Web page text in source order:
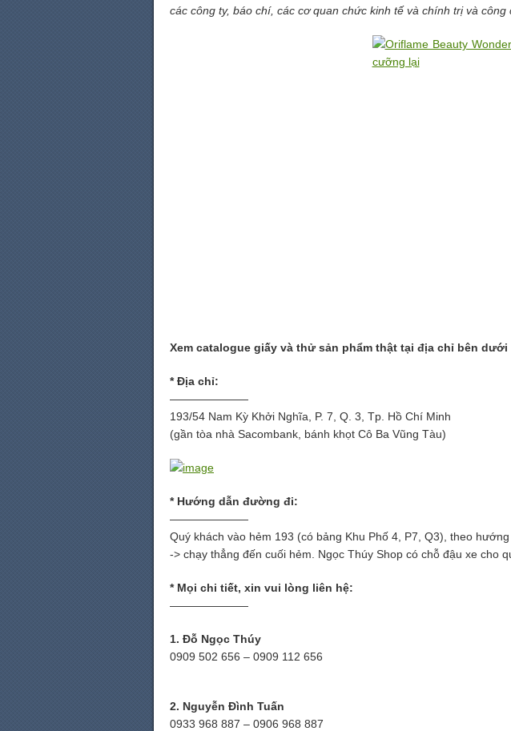
các công ty, báo chí, các cơ quan chức kinh tế và chính trị và công
Xem catalogue giấy và thử sản phẩm thật tại địa chỉ bên dưới
* Địa chỉ:
———————
193/54 Nam Kỳ Khởi Nghĩa, P. 7, Q. 3, Tp. Hồ Chí Minh
(gần tòa nhà Sacombank, bánh khọt Cô Ba Vũng Tàu)
* Hướng dẫn đường đi:
———————
Quý khách vào hẻm 193 (có bảng Khu Phố 4, P7, Q3), theo
-> chạy thẳng đến cuối hẻm. Ngọc Thúy Shop có chỗ đậu xe cho
* Mọi chi tiết, xin vui lòng liên hệ:
———————
1. Đỗ Ngọc Thúy
0909 502 656 – 0909 112 656
2. Nguyễn Đình Tuấn
0933 968 887 – 0906 968 887